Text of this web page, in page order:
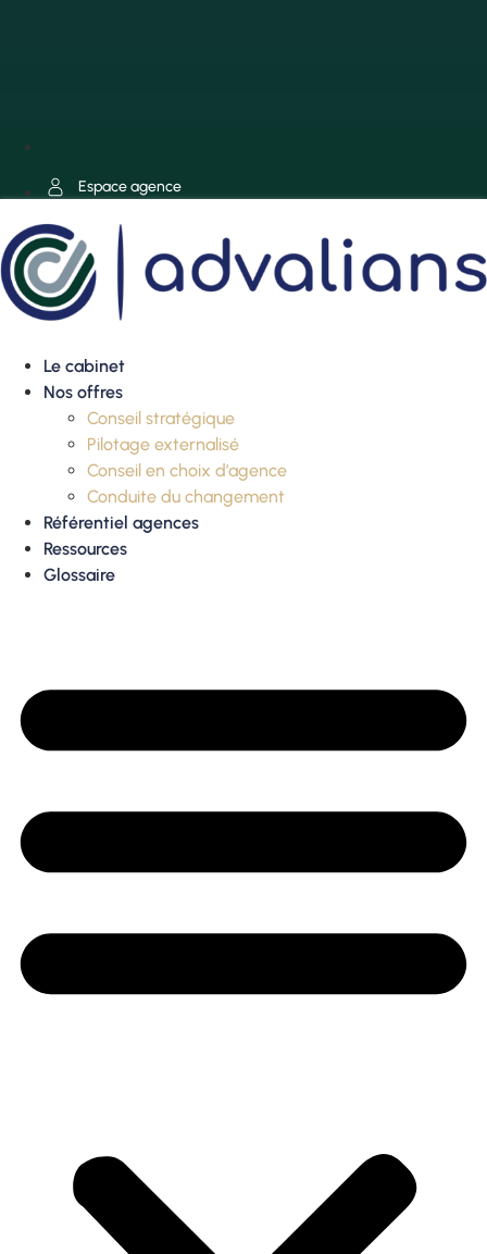
Espace agence
Le cabinet
Nos offres
Conseil stratégique
Pilotage externalisé
Conseil en choix d’agence
Conduite du changement
Référentiel agences
Ressources
Glossaire